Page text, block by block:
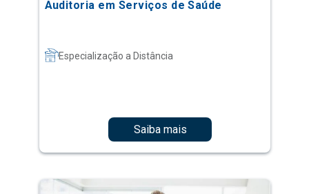
Auditoria em Serviços de Saúde
Especialização a Distância
Saiba mais